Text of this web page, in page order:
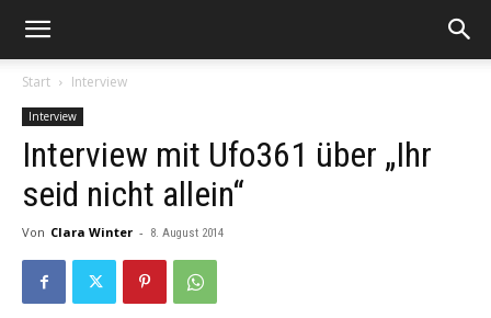
Start Interview
Interview
Interview mit Ufo361 über „Ihr
seid nicht allein“
Von Clara Winter - 8. August 2014